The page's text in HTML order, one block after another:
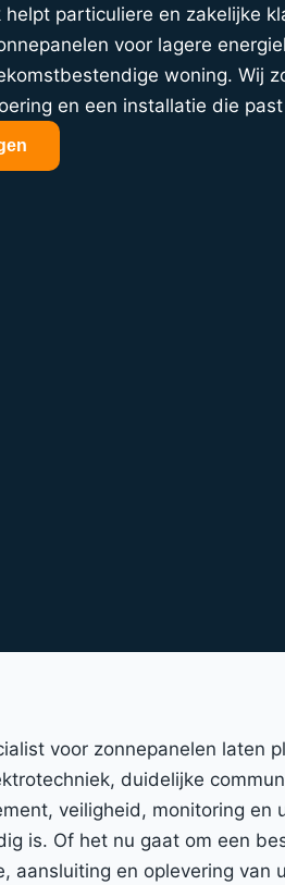
helpt particuliere en zakelijke
voor lagere
woning. Wij
en een installatie die
voor zonnepanelen laten
duidelijke
veiligheid, monitoring
is. Of het nu gaat om een
aansluiting en oplevering van